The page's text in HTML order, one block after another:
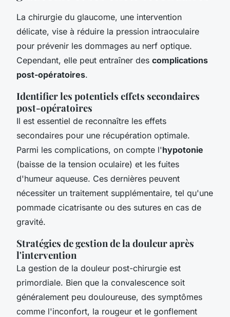
La chirurgie du glaucome, une intervention
délicate, vise à réduire la pression intraoculaire
pour prévenir les dommages au nerf optique.
Cependant, elle peut entraîner des complications
post-opératoires.
Identifier les potentiels effets secondaires
post-opératoires
Il est essentiel de reconnaître les effets
secondaires pour une récupération optimale.
Parmi les complications, on compte l'hypotonie
(baisse de la tension oculaire) et les fuites
d'humeur aqueuse. Ces dernières peuvent
nécessiter un traitement supplémentaire, tel qu'une
pommade cicatrisante ou des sutures en cas de
gravité.
Stratégies de gestion de la douleur après
l'intervention
La gestion de la douleur post-chirurgie est
primordiale. Bien que la convalescence soit
généralement peu douloureuse, des symptômes
comme l'inconfort, la rougeur et le gonflement